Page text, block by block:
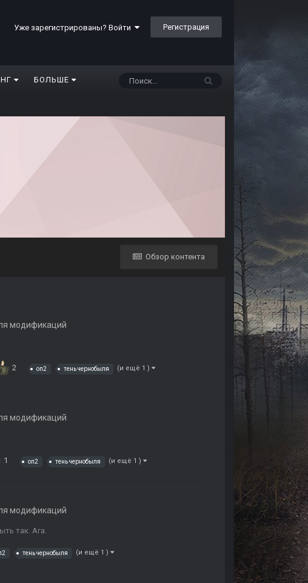
Уже зарегистрированы? Войти Регистрация
БОЛЬШЕ
Обзор контента
модификаций
2 оп2 тень чернобыля (и ещё 1 )
модификаций
1 оп2 тень чернобыля (и ещё 1 )
модификаций
так. Ага.
тень чернобыля (и ещё 1 )